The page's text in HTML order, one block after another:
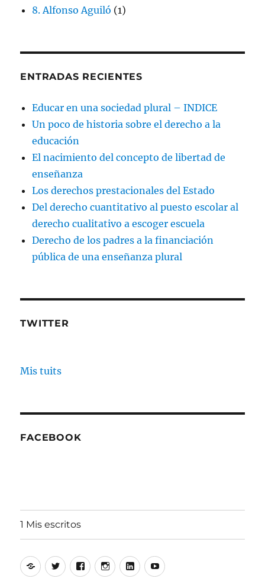
8. Alfonso Aguiló (1)
ENTRADAS RECIENTES
Educar en una sociedad plural – INDICE
Un poco de historia sobre el derecho a la
educación
El nacimiento del concepto de libertad de
enseñanza
Los derechos prestacionales del Estado
Del derecho cuantitativo al puesto escolar al
derecho cualitativo a escoger escuela
Derecho de los padres a la financiación
pública de una enseñanza plural
TWITTER
Mis tuits
FACEBOOK
1 Mis escritos
Alfonso
Aguiló
TwitterFacebookInstagram
LinkedinYoutube